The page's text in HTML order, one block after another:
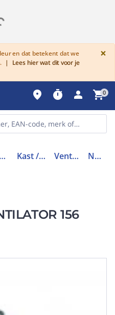
en dat betekent dat we
|
Lees hier wat dit voor je
×
place timer person shopping_cart0
toebehoren Kast / lessenaar klimatisering Ventilator kast / lessenaar NSYCVF156M230
156